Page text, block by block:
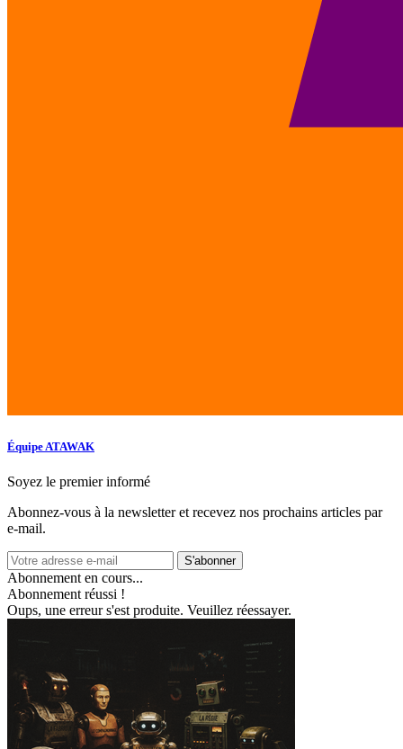
Équipe ATAWAK
Soyez le premier informé
Abonnez‑vous à la newsletter et recevez nos prochains articles par
e‑mail.
S'abonner
Abonnement en cours...
Abonnement réussi !
Oups, une erreur s'est produite. Veuillez réessayer.